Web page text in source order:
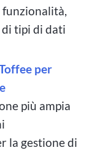
tipi di dati
per
più ampia
la gestione di